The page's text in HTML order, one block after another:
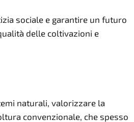
sociale e garantire un futuro
delle coltivazioni e
naturali, valorizzare la
convenzionale, che spesso